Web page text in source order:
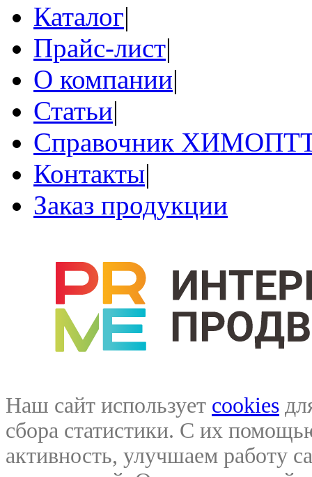
Каталог|
Прайс-лист|
О компании|
Статьи|
Справочник
Контакты|
Заказ продукции
Наш сайт использует cookies
сбора статистики. С их
активность, улучшаем работу